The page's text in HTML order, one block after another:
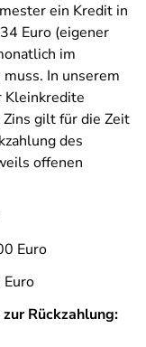
ein Kredit in
Euro (eigener
im
In unserem
Kleinkredite
Zins gilt für die Zeit
des
offenen
Euro
Rückzahlung: